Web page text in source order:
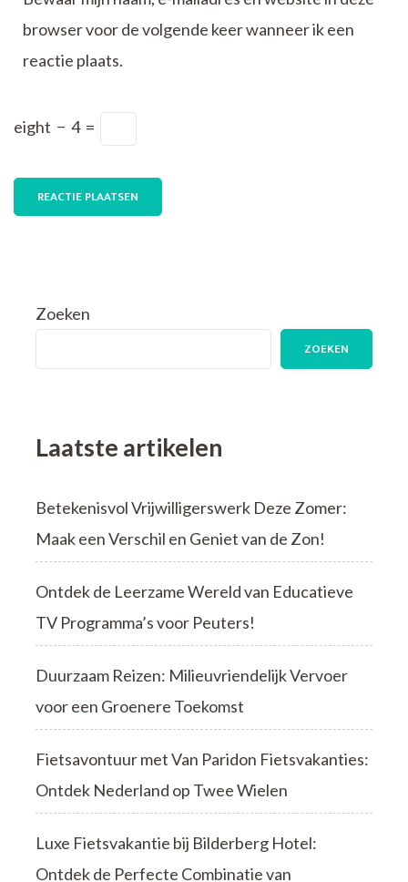
browser voor de volgende keer wanneer ik een
reactie plaats.
eight − 4 =
Zoeken
ZOEKEN
Laatste artikelen
Betekenisvol Vrijwilligerswerk Deze Zomer:
Maak een Verschil en Geniet van de Zon!
Ontdek de Leerzame Wereld van Educatieve
TV Programma’s voor Peuters!
Duurzaam Reizen: Milieuvriendelijk Vervoer
voor een Groenere Toekomst
Fietsavontuur met Van Paridon Fietsvakanties:
Ontdek Nederland op Twee Wielen
Luxe Fietsvakantie bij Bilderberg Hotel:
Ontdek de Perfecte Combinatie van